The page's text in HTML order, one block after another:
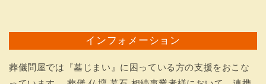
インフォメーション
葬儀問屋では『墓じまい』に困っている方の支援をおこな